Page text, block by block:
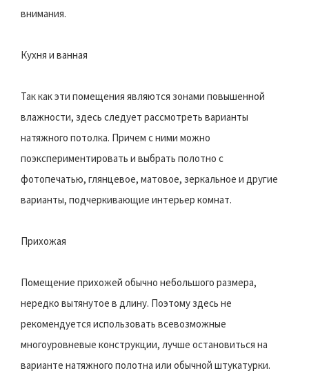
внимания.
Кухня и ванная
Так как эти помещения являются зонами повышенной
влажности, здесь следует рассмотреть варианты
натяжного потолка. Причем с ними можно
поэкспериментировать и выбрать полотно с
фотопечатью, глянцевое, матовое, зеркальное и другие
варианты, подчеркивающие интерьер комнат.
Прихожая
Помещение прихожей обычно небольшого размера,
нередко вытянутое в длину. Поэтому здесь не
рекомендуется использовать всевозможные
многоуровневые конструкции, лучше остановиться на
варианте натяжного полотна или обычной штукатурки.